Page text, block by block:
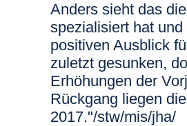
Anders sieht das
spezialisiert hat
positiven Ausblick
zuletzt gesunken,
Erhöhungen der
Rückgang liegen
2017."/stw/mis/jha/